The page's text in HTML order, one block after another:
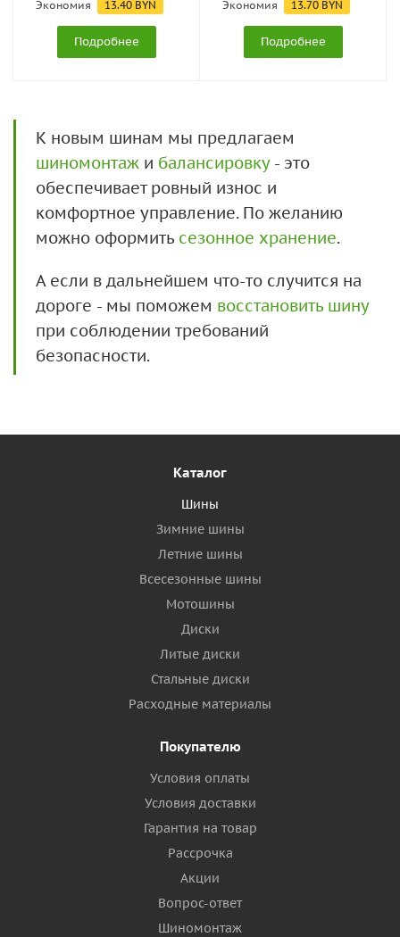
Экономия 13.40 BYN
Подробнее
Экономия 13.70 BYN
Подробнее
К новым шинам мы предлагаем
шиномонтаж и балансировку- это
обеспечивает ровный износ и
комфортное управление. По желанию
можно оформить сезонное хранение.
А если в дальнейшем что-то случится на
дороге - мы поможем восстановить шину
при соблюдении требований
безопасности.
Каталог
Шины
Зимние шины
Летние шины
Всесезонные шины
Мотошины
Диски
Литые диски
Стальные диски
Расходные материалы
Покупателю
Условия оплаты
Условия доставки
Гарантия на товар
Рассрочка
Акции
Вопрос-ответ
Шиномонтаж